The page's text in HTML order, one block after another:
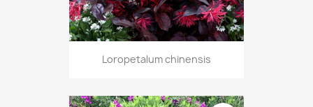
Loropetalum chinensis